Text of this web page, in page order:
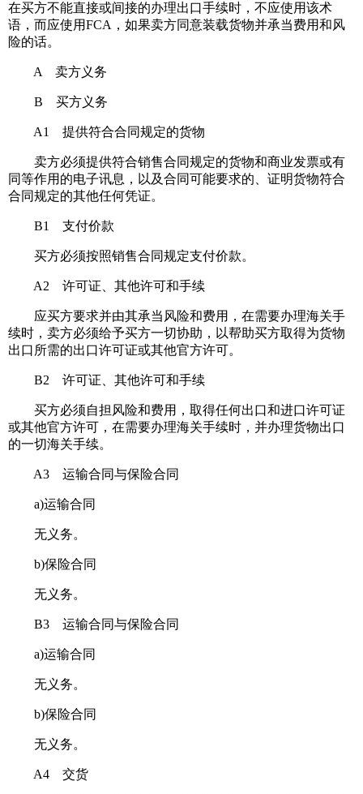
在买方不能直接或间接的办理出口手续时，不应使用该术
语，而应使用FCA，如果卖方同意装载货物并承当费用和风
险的话。
A 卖方义务
B 买方义务
A1 提供符合合同规定的货物
卖方必须提供符合销售合同规定的货物和商业发票或有
同等作用的电子讯息，以及合同可能要求的、证明货物符合
合同规定的其他任何凭证。
B1 支付价款
买方必须按照销售合同规定支付价款。
A2 许可证、其他许可和手续
应买方要求并由其承当风险和费用，在需要办理海关手
续时，卖方必须给予买方一切协助，以帮助买方取得为货物
出口所需的出口许可证或其他官方许可。
B2 许可证、其他许可和手续
买方必须自担风险和费用，取得任何出口和进口许可证
或其他官方许可，在需要办理海关手续时，并办理货物出口
的一切海关手续。
A3 运输合同与保险合同
a)运输合同
无义务。
b)保险合同
无义务。
B3 运输合同与保险合同
a)运输合同
无义务。
b)保险合同
无义务。
A4 交货